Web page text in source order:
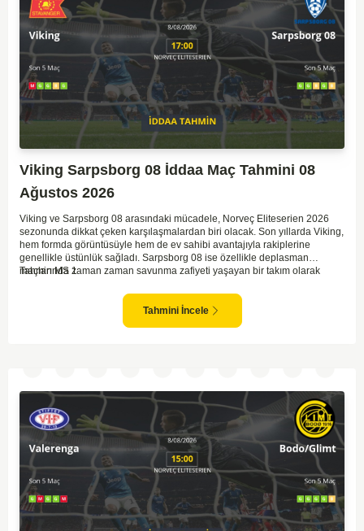
Viking Sarpsborg 08 İddaa Maç Tahmini 08
Ağustos 2026
Viking ve Sarpsborg 08 arasındaki mücadele, Norveç Eliteserien 2026
sezonunda dikkat çeken karşılaşmalardan biri olacak. Son yıllarda Viking,
hem formda görüntüsüyle hem de ev sahibi avantajıyla rakiplerine
genellikle üstünlük sağladı. Sarpsborg 08 ise özellikle deplasman
maçlarında zaman zaman savunma zafiyeti yaşayan bir takım olarak
yapıyor. Sarpsborg'un ise sürpriz yapabilme potansiyeli olsa da,
genellikle güçlü rakipler karşısında tutunmakta zorlandıkları biliniyor. Bu
doğrultuda, Viking'in galibiyete yakın olabileceği bir maç beklenebilir.
Tahmin MS 1
Tahmini İncele